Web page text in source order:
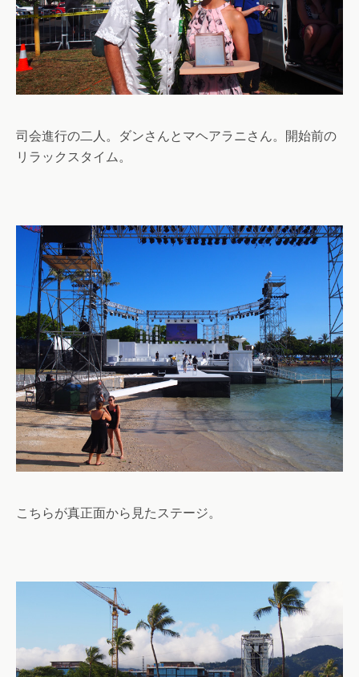
司会進行の二人。ダンさんとマヘアラニさん。開始前の
リラックスタイム。
こちらが真正面から見たステージ。